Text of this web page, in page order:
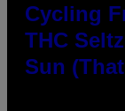
Cycling
THC
Sun